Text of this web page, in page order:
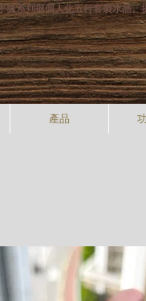
系列與個人化五行客製水晶
產品